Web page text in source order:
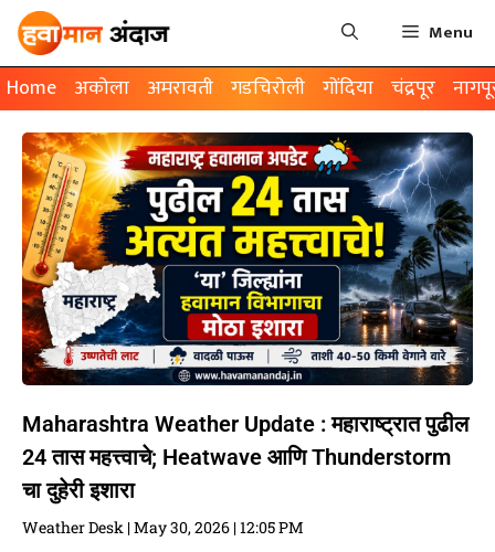
Menu
Home अकोला अमरावती गडचिरोली गोंदिया चंद्रपूर
Maharashtra Weather Update : महाराष्ट्रात पुढील
24 तास महत्त्वाचे; Heatwave आणि Thunderstorm
चा दुहेरी इशारा
Weather Desk May 30, 2026 12:05 PM